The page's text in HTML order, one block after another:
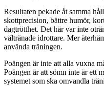
Resultaten pekade åt samma
skottprecision, bättre humör,
dagtrötthet. Det här var inte
vältränade idrottare. Mer
använda träningen.
Poängen är inte att alla vuxna
Poängen är att sömn inte är ett
systemet som ska omvandla